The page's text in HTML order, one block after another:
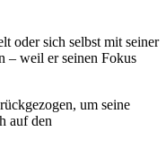
oder sich selbst mit seiner
– weil er seinen Fokus
um seine
auf den